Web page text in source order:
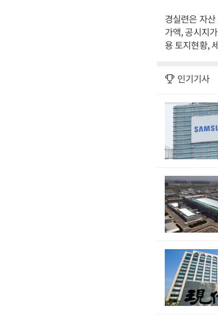
경실련은 자
가액, 공시지
용 토지현황,
인기기사